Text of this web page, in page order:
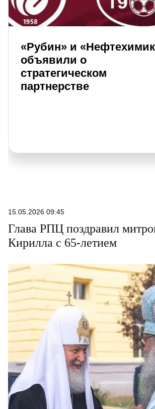
«Рубин» и
объявили о
стратегическом
партнерстве
15.05.2026 09:45
Глава РПЦ поздравил
Кирилла с 65-летием